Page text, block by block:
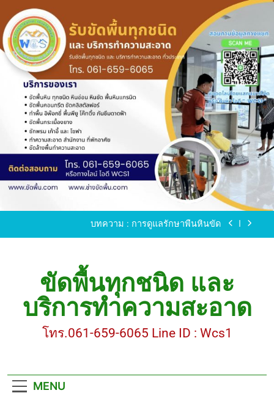
to
content
ขัดพื้นหินขัด อบต.แหลมบัวนครปฐม
ขัดพื้นหินอ่อน โทร.0616596065 ไลน์ WCS1
บทความ : การดูแลรักษาพื้นหินขัด
ขัดพื้นหินขัด อบต.แหลมบัวนครปฐม
ขัดพื้นหินอ่อน โทร.0616596065 ไลน์ WCS1
บทความ : การดูแลรักษาพื้นหินขัด
ขัดพื้นทุกชนิด และ
บริการทำความสะอาด
โทร.061-659-6065 Line ID : Wcs1
MENU